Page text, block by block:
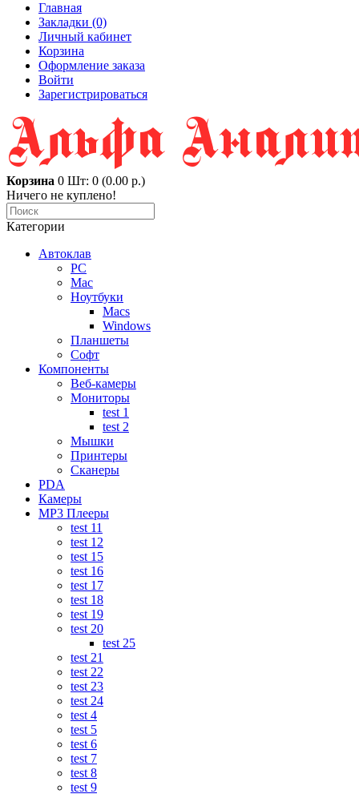
Главная
Закладки (0)
Личный кабинет
Корзина
Оформление заказа
Войти
Зарегистрироваться
Корзина 0 Шт: 0 (0.00 р.)
Ничего не куплено!
Категории
Автоклав
PC
Mac
Ноутбуки
Macs
Windows
Планшеты
Софт
Компоненты
Веб-камеры
Мониторы
test 1
test 2
Мышки
Принтеры
Сканеры
PDA
Камеры
MP3 Плееры
test 11
test 12
test 15
test 16
test 17
test 18
test 19
test 20
test 25
test 21
test 22
test 23
test 24
test 4
test 5
test 6
test 7
test 8
test 9